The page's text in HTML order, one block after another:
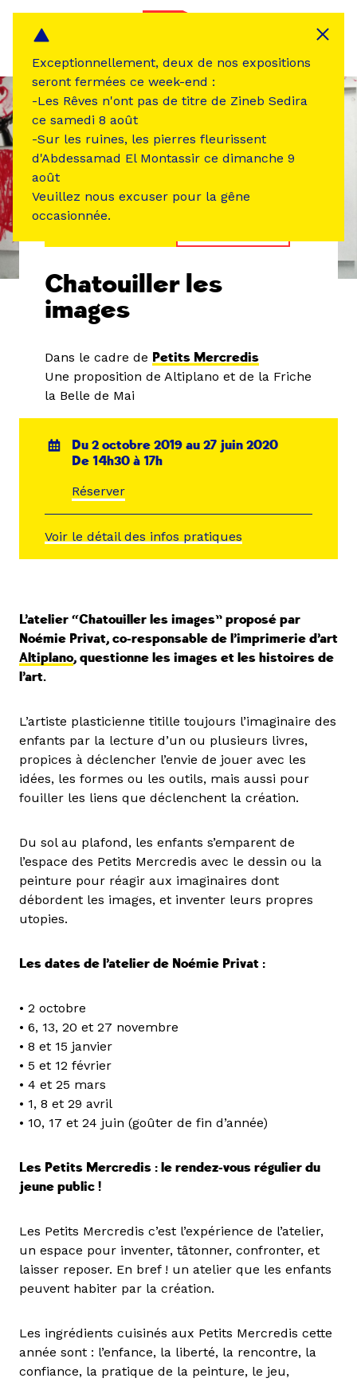
Chatouiller les
images
Dans le cadre de Petits Mercredis
Une proposition de Altiplano et de la Friche
la Belle de Mai
Du 2 octobre 2019 au 27 juin 2020
De 14h30 à 17h
Réserver
Voir le détail des infos pratiques
L’atelier “Chatouiller les images” proposé par
Noémie Privat, co-responsable de l’imprimerie d’art
Altiplano, questionne les images et les histoires de
l’art.
L’artiste plasticienne titille toujours l’imaginaire des
enfants par la lecture d’un ou plusieurs livres,
propices à déclencher l’envie de jouer avec les
idées, les formes ou les outils, mais aussi pour
fouiller les liens que déclenchent la création.
Du sol au plafond, les enfants s’emparent de
l’espace des Petits Mercredis avec le dessin ou la
peinture pour réagir aux imaginaires dont
débordent les images, et inventer leurs propres
utopies.
Les dates de l’atelier de Noémie Privat :
• 2 octobre
• 6, 13, 20 et 27 novembre
• 8 et 15 janvier
• 5 et 12 février
• 4 et 25 mars
• 1, 8 et 29 avril
• 10, 17 et 24 juin (goûter de fin d’année)
Les Petits Mercredis : le rendez-vous régulier du
jeune public !
Les Petits Mercredis c’est l’expérience de l’atelier,
un espace pour inventer, tâtonner, confronter, et
laisser reposer. En bref ! un atelier que les enfants
peuvent habiter par la création.
Les ingrédients cuisinés aux Petits Mercredis cette
année sont : l’enfance, la liberté, la rencontre, la
confiance, la pratique de la peinture, le jeu,
Exceptionnellement, deux de nos expositions
seront fermées ce week-end :
-Les Rêves n'ont pas de titre de Zineb Sedira
ce samedi 8 août
-Sur les ruines, les pierres fleurissent
d'Abdessamad El Montassir ce dimanche 9
août
Veuillez nous excuser pour la gêne
occasionnée.
Panneau de gestion des cookies